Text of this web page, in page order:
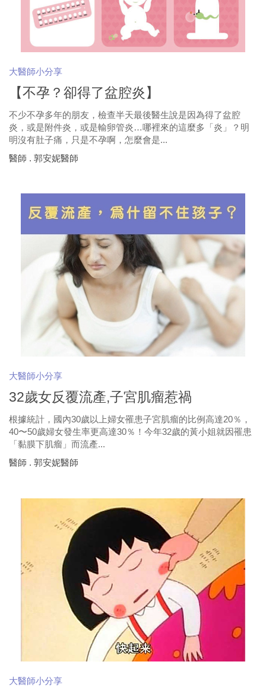
大醫師小分享
【不孕？卻得了盆腔炎】
不少不孕多年的朋友，檢查半天最後醫生說是因為得了盆腔
炎，或是附件炎，或是輸卵管炎…哪裡來的這麼多「炎」？明
明沒有肚子痛，只是不孕啊，怎麼會是...
醫師 . 郭安妮醫師
大醫師小分享
32歲女反覆流產,子宮肌瘤惹禍
根據統計，國內30歲以上婦女罹患子宮肌瘤的比例高達20％，
40〜50歲婦女發生率更高達30％！今年32歲的黃小姐就因罹患
「黏膜下肌瘤」而流產...
醫師 . 郭安妮醫師
大醫師小分享